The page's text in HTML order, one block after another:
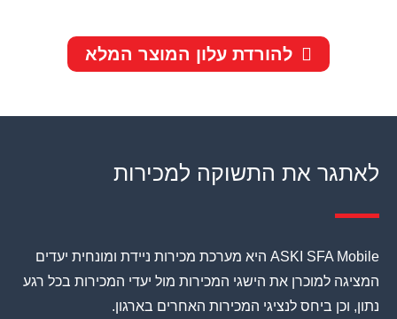
להורדת עלון המוצר המלא
לאתגר את התשוקה למכירות
ASKI SFA Mobile היא מערכת מכירות ניידת ומונחית יעדים
המציגה למוכרן את הישגי המכירות מול יעדי המכירות בכל רגע
נתון, וכן ביחס לנציגי המכירות האחרים בארגון.